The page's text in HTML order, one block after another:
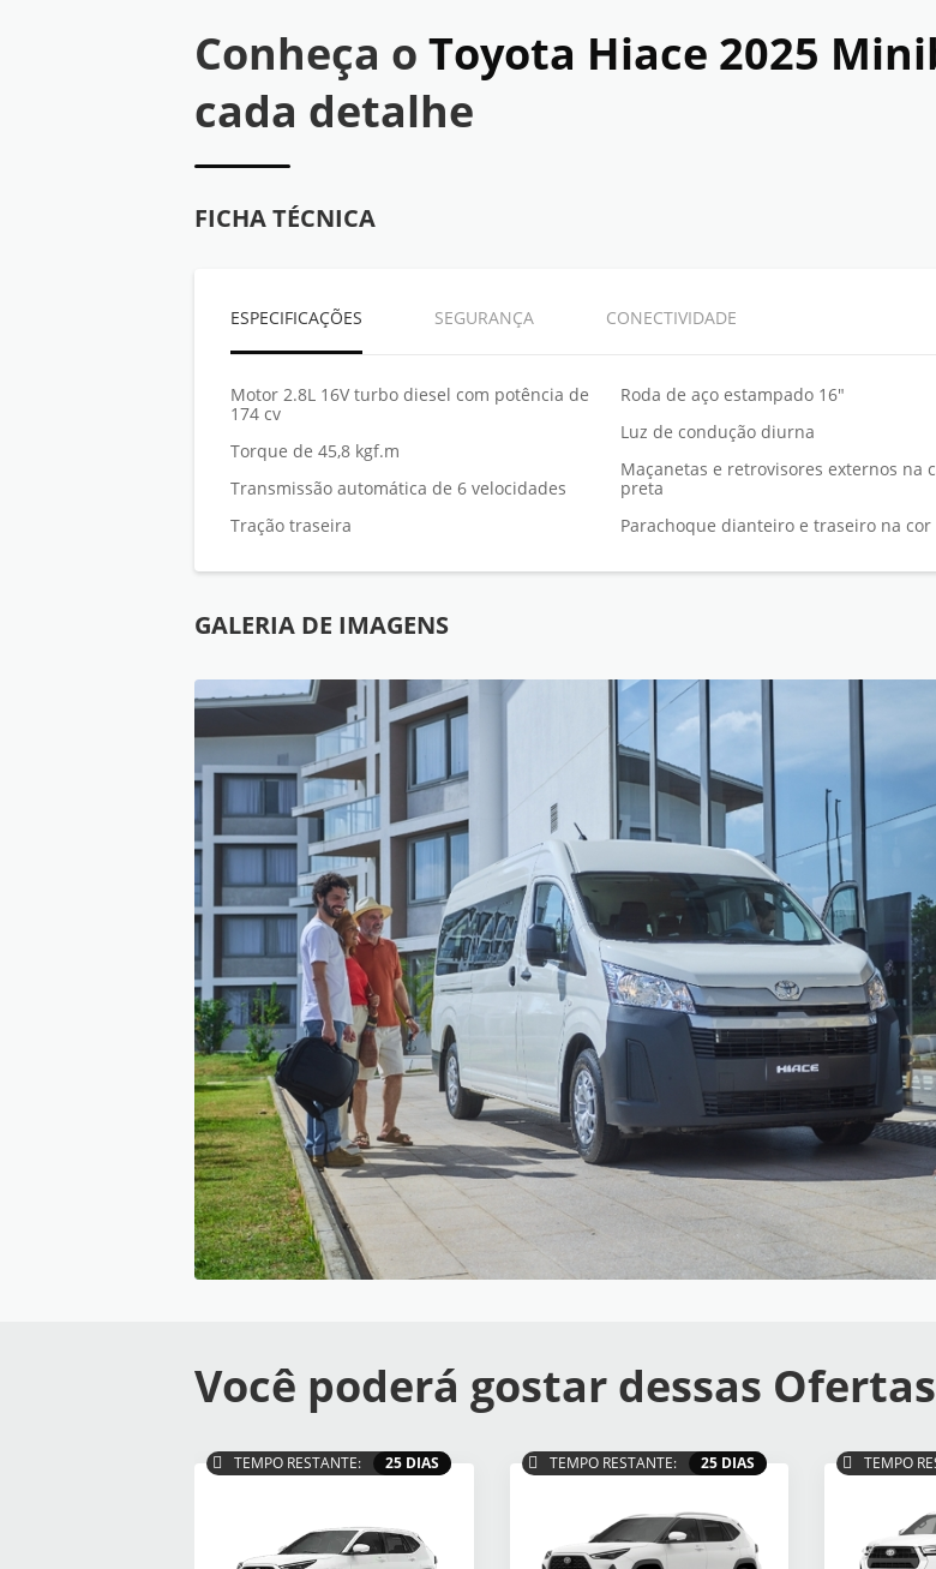
Conheça o Toyota Hiace 2025
cada detalhe
FICHA TÉCNICA
ESPECIFICAÇÕES SEGURANÇA CONECTIVIDADE
Motor 2.8L 16V turbo diesel com potência de
174 cv
Torque de 45,8 kgf.m
Transmissão automática de 6 velocidades
Tração traseira
Roda de aço estampado 16"
Luz de condução diurna
Maçanetas e retrovisores externos na
preta
Parachoque dianteiro e traseiro na cor
GALERIA DE IMAGENS
Você poderá gostar dessas
TEMPO RESTANTE: 25 DIAS TEMPO RESTANTE: 25 DIAS TEMPO